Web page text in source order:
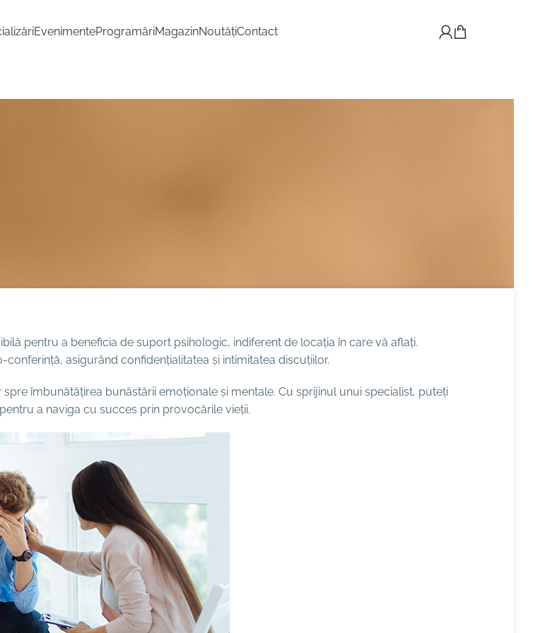
EvenimenteProgramăriMagazinNoutățiContact
pentru a beneficia de suport psihologic, indiferent de locația în care vă aflați.
asigurând confidențialitatea și intimitatea discuțiilor.
îmbunătățirea bunăstării emoționale și mentale. Cu sprijinul unui specialist, puteți
a naviga cu succes prin provocările vieții.